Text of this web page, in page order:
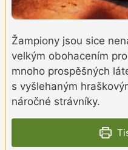
Žampiony jsou sice
velkým obohacením
mnoho prospěšných
s vyšlehaným
náročné strávníky.